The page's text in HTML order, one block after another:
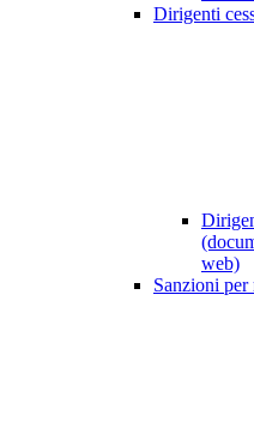
Dirigenti
web)
Sanzioni per